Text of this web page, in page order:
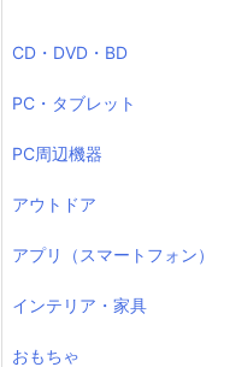
CD・DVD・BD
PC・タブレット
PC周辺機器
アウトドア
アプリ（スマートフォン）
インテリア・家具
おもちゃ